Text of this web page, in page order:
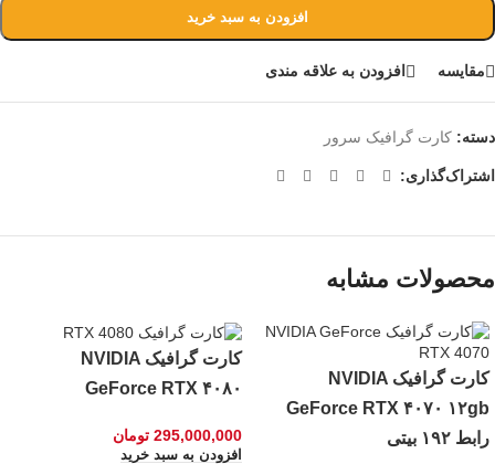
افزودن به سبد خرید
مقايسه افزودن به علاقه مندی
دسته: کارت گرافیک سرور
اشتراک‌گذاری:
محصولات مشابه
کارت گرافیک NVIDIA
GeForce RTX ۴۰۷۰ ۱۲gb
رابط ۱۹۲ بیتی
کارت گرافیک NVIDIA
GeForce RTX ۴۰۸۰
295,000,000 تومان
افزودن به سبد خرید